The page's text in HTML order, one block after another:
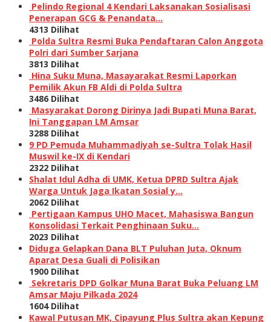
Pelindo Regional 4 Kendari Laksanakan Sosialisasi
Penerapan GCG & Penandata…
4313 Dilihat
Polda Sultra Resmi Buka Pendaftaran Calon Anggota
Polri dari Sumber Sarjana
3813 Dilihat
Hina Suku Muna, Masayarakat Resmi Laporkan
Pemilik Akun FB Aldi di Polda Sultra
3486 Dilihat
Masyarakat Dorong Dirinya Jadi Bupati Muna Barat,
Ini Tanggapan LM Amsar
3288 Dilihat
9 PD Pemuda Muhammadiyah se-Sultra Tolak Hasil
Muswil ke-IX di Kendari
2322 Dilihat
Shalat Idul Adha di UMK, Ketua DPRD Sultra Ajak
Warga Untuk Jaga Ikatan Sosial y…
2062 Dilihat
Pertigaan Kampus UHO Macet, Mahasiswa Bangun
Konsolidasi Terkait Penghinaan Suku…
2023 Dilihat
Diduga Gelapkan Dana BLT Puluhan Juta, Oknum
Aparat Desa Guali di Polisikan
1900 Dilihat
Sekretaris DPD Golkar Muna Barat Buka Peluang LM
Amsar Maju Pilkada 2024
1604 Dilihat
Kawal Putusan MK, Cipayung Plus Sultra akan Kepung